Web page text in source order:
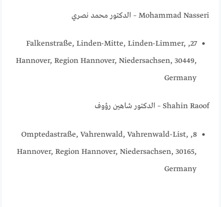
Mohammad Nasseri – الدكتور محمد نصري
27, Falkenstraße, Linden-Mitte, Linden-Limmer,
Hannover, Region Hannover, Niedersachsen, 30449,
Germany
Shahin Raoof – الدكتور شاهين رؤوف
8, Omptedastraße, Vahrenwald, Vahrenwald-List,
Hannover, Region Hannover, Niedersachsen, 30165,
Germany